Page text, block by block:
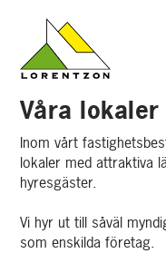
huvudinnehållet
Våra lokaler
Inom vårt
lokaler med attraktiva
hyresgäster.
Vi hyr ut till såväl
som enskilda företag.